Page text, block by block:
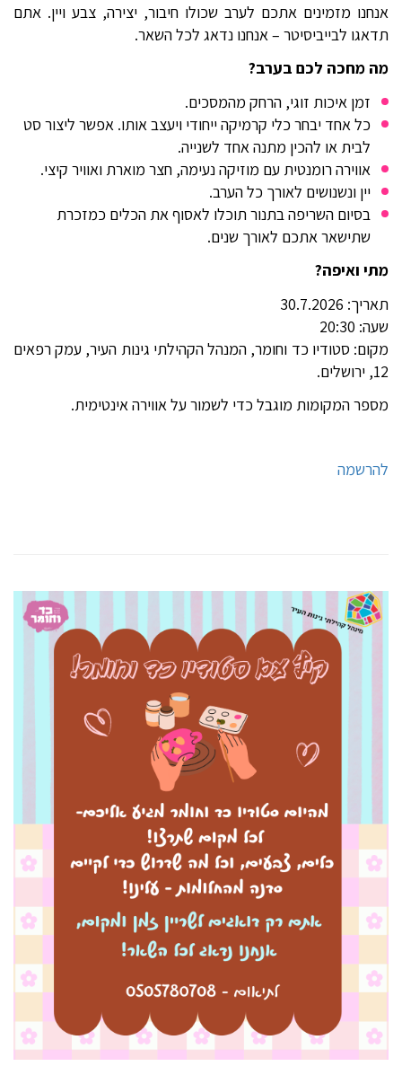
אנחנו מזמינים אתכם לערב שכולו חיבור, יצירה, צבע ויין. אתם
תדאגו לבייביסיטר – אנחנו נדאג לכל השאר.
מה מחכה לכם בערב?
זמן איכות זוגי, הרחק מהמסכים.
כל אחד יבחר כלי קרמיקה ייחודי ויעצב אותו. אפשר ליצור סט
לבית או להכין מתנה אחד לשנייה.
אווירה רומנטית עם מוזיקה נעימה, חצר מוארת ואוויר קיצי.
יין ונשנושים לאורך כל הערב.
בסיום השריפה בתנור תוכלו לאסוף את הכלים כמזכרת
שתישאר אתכם לאורך שנים.
מתי ואיפה?
תאריך: 30.7.2026
שעה: 20:30
מקום: סטודיו כד וחומר, המנהל הקהילתי גינות העיר, עמק רפאים
12, ירושלים.
מספר המקומות מוגבל כדי לשמור על אווירה אינטימית.
להרשמה